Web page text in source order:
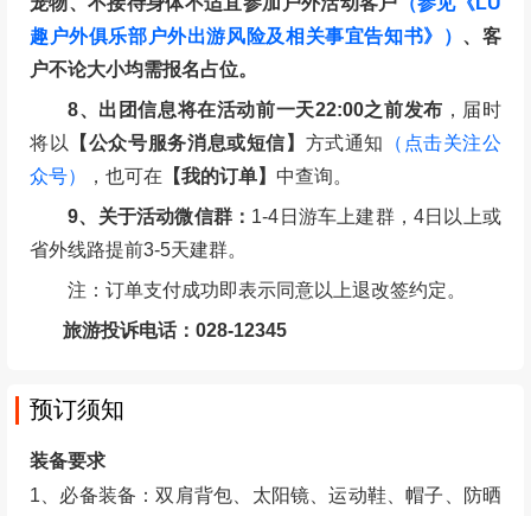
趣户外俱乐部户外出游风险及相关事宜告知书》） 、客
户不论大小均需报名占位。
8、出团信息将在活动前一天22:00之前发布 ，届时
将以
【公众号服务消息或短信】 方式通知
（点击关注公
众号）
，也可在 【我的订单】 中查询。
9、关于活动微信群： 1-4日游车上建群，4日以上或
省外线路提前3-5天建群。
注：订单支付成功即表示同意以上退改签约定。
旅游投诉电话：028-12345
预订须知
装备要求
1、必备装备：双肩背包、太阳镜、运动鞋、帽子、防晒